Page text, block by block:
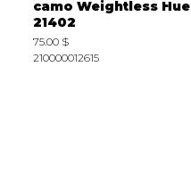
camo Weightless Hue
21402
75.00 $
210000012615